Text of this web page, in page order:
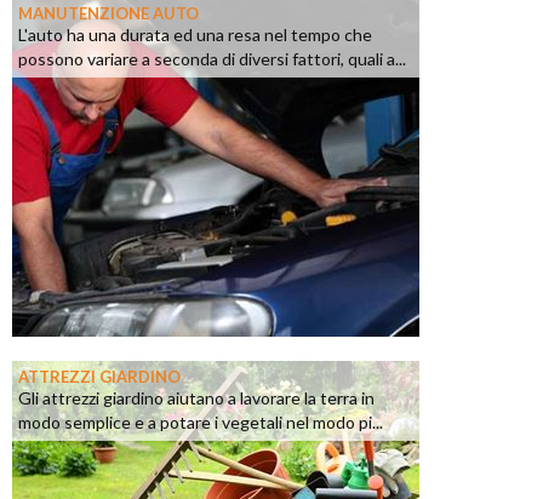
MANUTENZIONE AUTO
L'auto ha una durata ed una resa nel tempo che
possono variare a seconda di diversi fattori, quali a...
ATTREZZI GIARDINO
Gli attrezzi giardino aiutano a lavorare la terra in
modo semplice e a potare i vegetali nel modo pi...